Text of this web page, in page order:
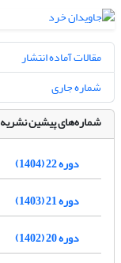
مقالات آماده انتشار
شماره جاری
شماره‌های پیشین نشریه
دوره 22 (1404)
دوره 21 (1403)
دوره 20 (1402)